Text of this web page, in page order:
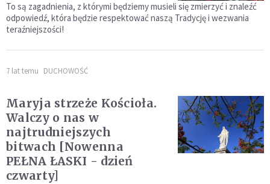
To są zagadnienia, z którymi będziemy musieli się zmierzyć i znaleźć
odpowiedź, która będzie respektować naszą Tradycję i wezwania
teraźniejszości!
7 lat temu DUCHOWOŚĆ
Maryja strzeże Kościoła.
Walczy o nas w
najtrudniejszych
bitwach [Nowenna
PEŁNA ŁASKI - dzień
czwarty]